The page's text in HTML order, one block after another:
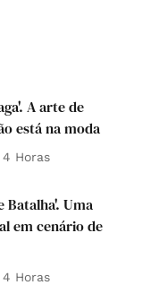
A arte de
está na moda
4 Horas
Batalha'. Uma
em cenário de
4 Horas